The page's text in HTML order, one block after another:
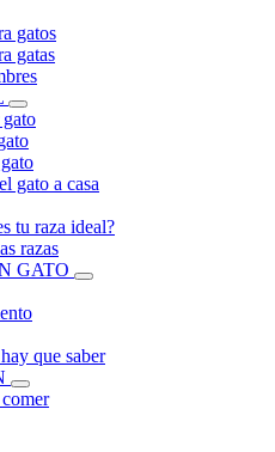
gatos
gatas
gato a casa
tu raza ideal?
razas
GATO
que saber